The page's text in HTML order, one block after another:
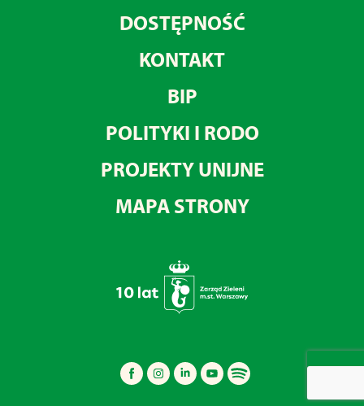
DOSTĘPNOŚĆ
KONTAKT
BIP
POLITYKI I RODO
PROJEKTY UNIJNE
MAPA STRONY